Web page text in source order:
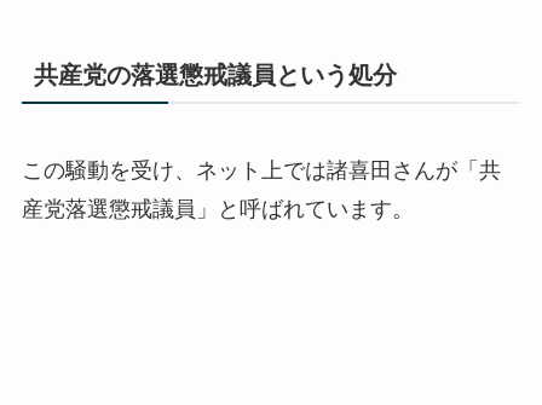
共産党の落選懲戒議員という処分
この騒動を受け、ネット上では諸喜田さんが「共
産党落選懲戒議員」と呼ばれています。